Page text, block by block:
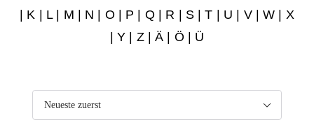
K L| M N O P Q| R S |T U V|W
X
Y Z|Ä | Ö | Ü